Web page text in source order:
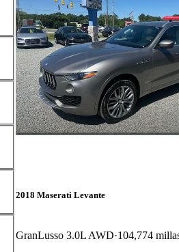
2018 Maserati Levante
GranLusso 3.0L AWD 104,774